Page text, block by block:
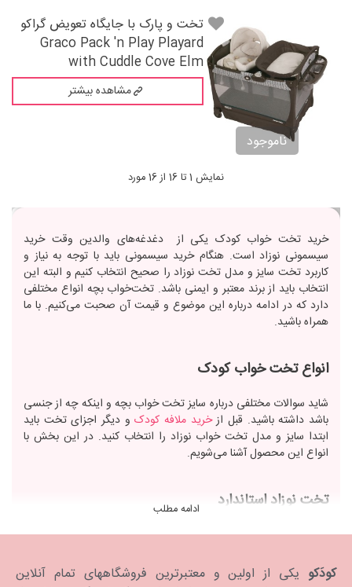
ناموجود
تخت و پارک با جایگاه تعویض گراکو
Graco Pack 'n Play Playard
with Cuddle Cove Elm
مشاهده بیشتر
نمایش 1 تا 16 از 16 مورد
خرید تخت خواب کودک یکی از دغدغه‌های والدین وقت خرید
سیسمونی نوزاد است. هنگام خرید سیسمونی باید با توجه به نیاز و
کاربرد تخت سایز و مدل تخت نوزاد را صحیح انتخاب کنیم و البته این
انتخاب باید از برند معتبر و ایمنی باشد. تخت‌خواب بچه انواع مختلفی
دارد که در ادامه درباره این موضوع و قیمت آن صحبت می‌کنیم. با ما
همراه باشید.
انواع تخت خواب کودک
شاید سوالات مختلفی درباره سایز تخت خواب بچه و اینکه چه از جنسی
باشد داشته باشید. قبل ازخرید ملافه کودکو دیگر اجزای تخت باید
ابتدا سایز و مدل تخت خواب نوزاد را انتخاب کنید. در این بخش با
انواع این محصول آشنا می‌شویم.
تخت نوزاد استاندارد
جنس این نوع تخت‌ خواب کودک از ام دی اف یا چوب است و سایز
چوبی نوزاد معمولا در دو طرف حفظ به شکل میله یا تخته دارد. این
ادامه مطلب
کودَکو یکی از اولین و معتبرترین فروشگاههای تمام آنلاین